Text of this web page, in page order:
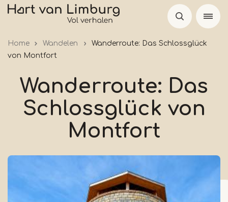
Skip
Home Wandelen
Wanderroute: Das Schlossglück
von Montfort
Wanderroute: Das
Schlossglück von
Montfort